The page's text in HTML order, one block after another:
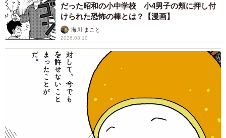
と、自分で捕まえた大きな虫などを“贈り物”として持ってく
るようになったのです。
「窓越しにアイコンタクトを取った後、獲物をその場に置
き、『どうぞ』と言っているみたいに鳴きました」
だった昭和の小中学校 小4男子の頬に押し付
けられた恐怖の棒とは？【漫画】
海川 まこと
2026.08.10